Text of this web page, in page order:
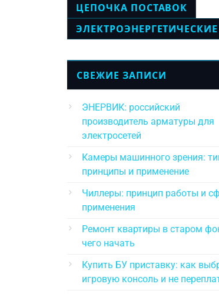
ЦЕПОЧКА ПОСТАВОК
СВЕЖИЕ ЗАПИСИ
ЭНЕРВИК: российский
производитель арматуры для
электросетей
Камеры машинного зрения:
принципы и применение
Чиллеры: принцип работы и
применения
Ремонт квартиры в старом
чего начать
Купить БУ приставку: как
игровую консоль и не